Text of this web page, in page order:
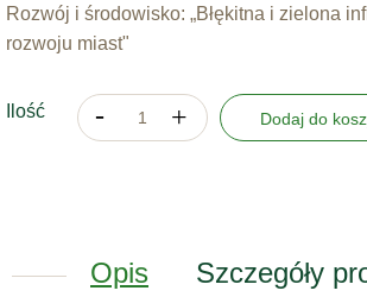
Rozwój i środowisko: „Błękitna i zielona
rozwoju miast"
Ilość Dodaj do
Opis Szczegóły